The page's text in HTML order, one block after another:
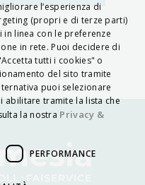
ENGLISH
FRENCH
HUNGARIAN
DEUTSCH
POLSKI
PORTUGUÊS
l’esperienza di
(propri e di terze parti)
linea con le preferenze
in rete. Puoi decidere di
tutti i cookies" o
del sito tramite
puoi selezionare
abilitare tramite la lista che
la nostra Privacy &
PERFORMANCE